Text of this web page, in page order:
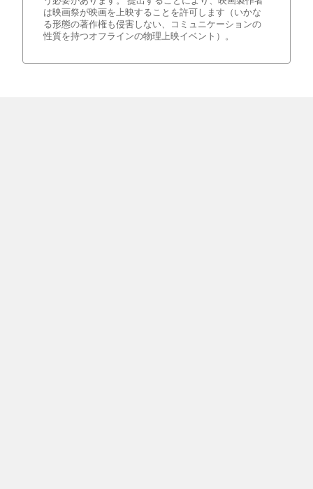
は映画祭が映画を上映することを許可します（いかな
る形態の著作権も侵害しない、コミュニケーションの
性質を持つオフラインの物理上映イベント）。